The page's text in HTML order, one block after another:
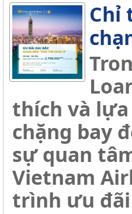
Chỉ
thích và lựa
chặng bay
sự quan
Vietnam
trình ưu đãi